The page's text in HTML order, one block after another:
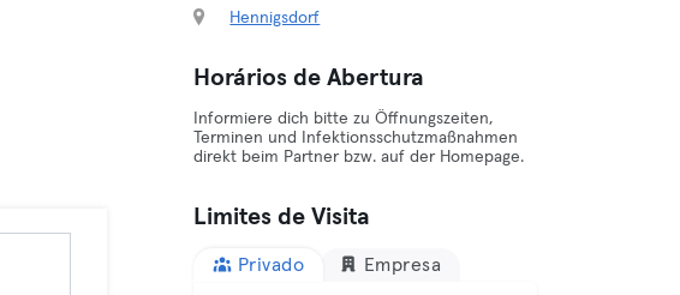
Hennigsdorf
Horários de Abertura
Informiere dich bitte zu Öffnungszeiten,
Terminen und Infektionsschutzmaßnahmen
direkt beim Partner bzw. auf der Homepage.
Limites de Visita
Privado Empresa